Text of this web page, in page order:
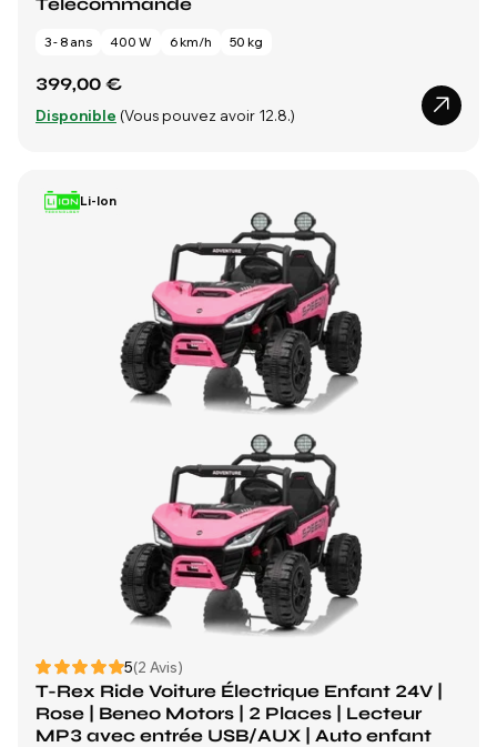
3 - 8 ans 400 W 6 km/h 50 kg
399,00 €
Disponible (Vous pouvez avoir 12.8.)
Li-Ion
5(2 Avis)
T-Rex Ride Voiture Électrique Enfant 24V |
Rose | Beneo Motors | 2 Places | Lecteur
MP3 avec entrée USB/AUX | Auto enfant